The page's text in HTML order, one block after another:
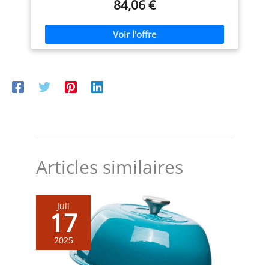
84,06 €
Articles similaires
Juil
17
2025